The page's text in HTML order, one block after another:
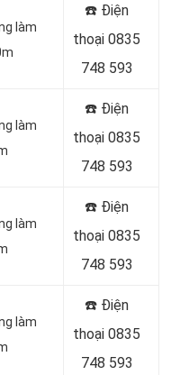
làm
☎️ Điện
thoại 0835
748 593
làm
☎️ Điện
thoại 0835
748 593
làm
☎️ Điện
thoại 0835
748 593
làm
☎️ Điện
thoại 0835
748 593